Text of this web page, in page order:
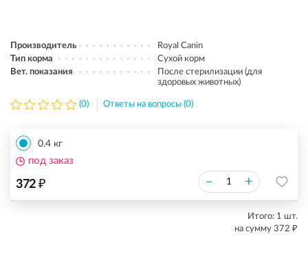
Производитель
Royal Canin
Тип корма
Сухой корм
Вет. показания
После стерилизации (для
здоровых животных)
(0) Ответы на вопросы (0)
0.4 кг
372 ₽ – +
под заказ
Итого: 1 шт.
на сумму 372 ₽